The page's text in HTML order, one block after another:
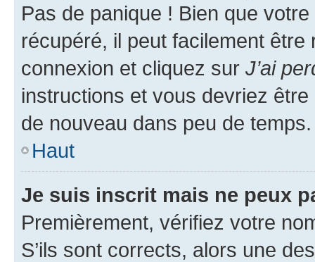
Pas de panique ! Bien que
récupéré, il peut facilement
connexion et cliquez sur J’ai
instructions et vous devriez
de nouveau dans peu de temps.
Haut
Je suis inscrit mais ne peux
Premièrement, vérifiez votre
S’ils sont corrects, alors une